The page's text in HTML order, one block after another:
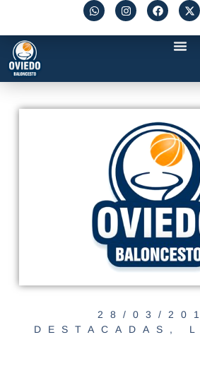
28/03/
DESTACADAS ,